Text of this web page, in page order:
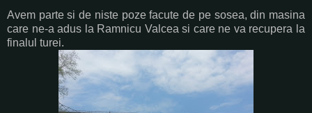
Avem parte si de niste poze facute de pe sosea, din masina
care ne-a adus la Ramnicu Valcea si care ne va recupera la
finalul turei.